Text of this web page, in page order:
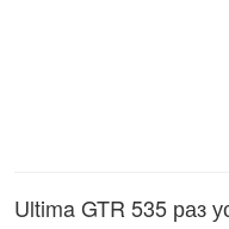
Ultima GTR 535 раз